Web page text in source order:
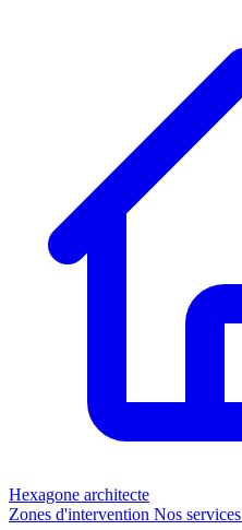
Hexagone architecte
Zones d'intervention Nos services